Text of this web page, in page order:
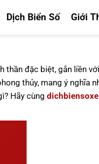
Dịch Biển Số Giới
thần đặc biệt, gắn liền
thủy, mang ý nghĩa
Hãy cùng